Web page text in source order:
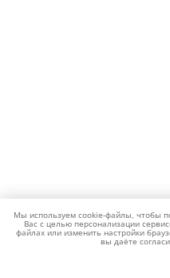
Мы используем cookie-файлы, чтобы
Вас с целью персонализации
файлах или изменить настройки
вы даёте